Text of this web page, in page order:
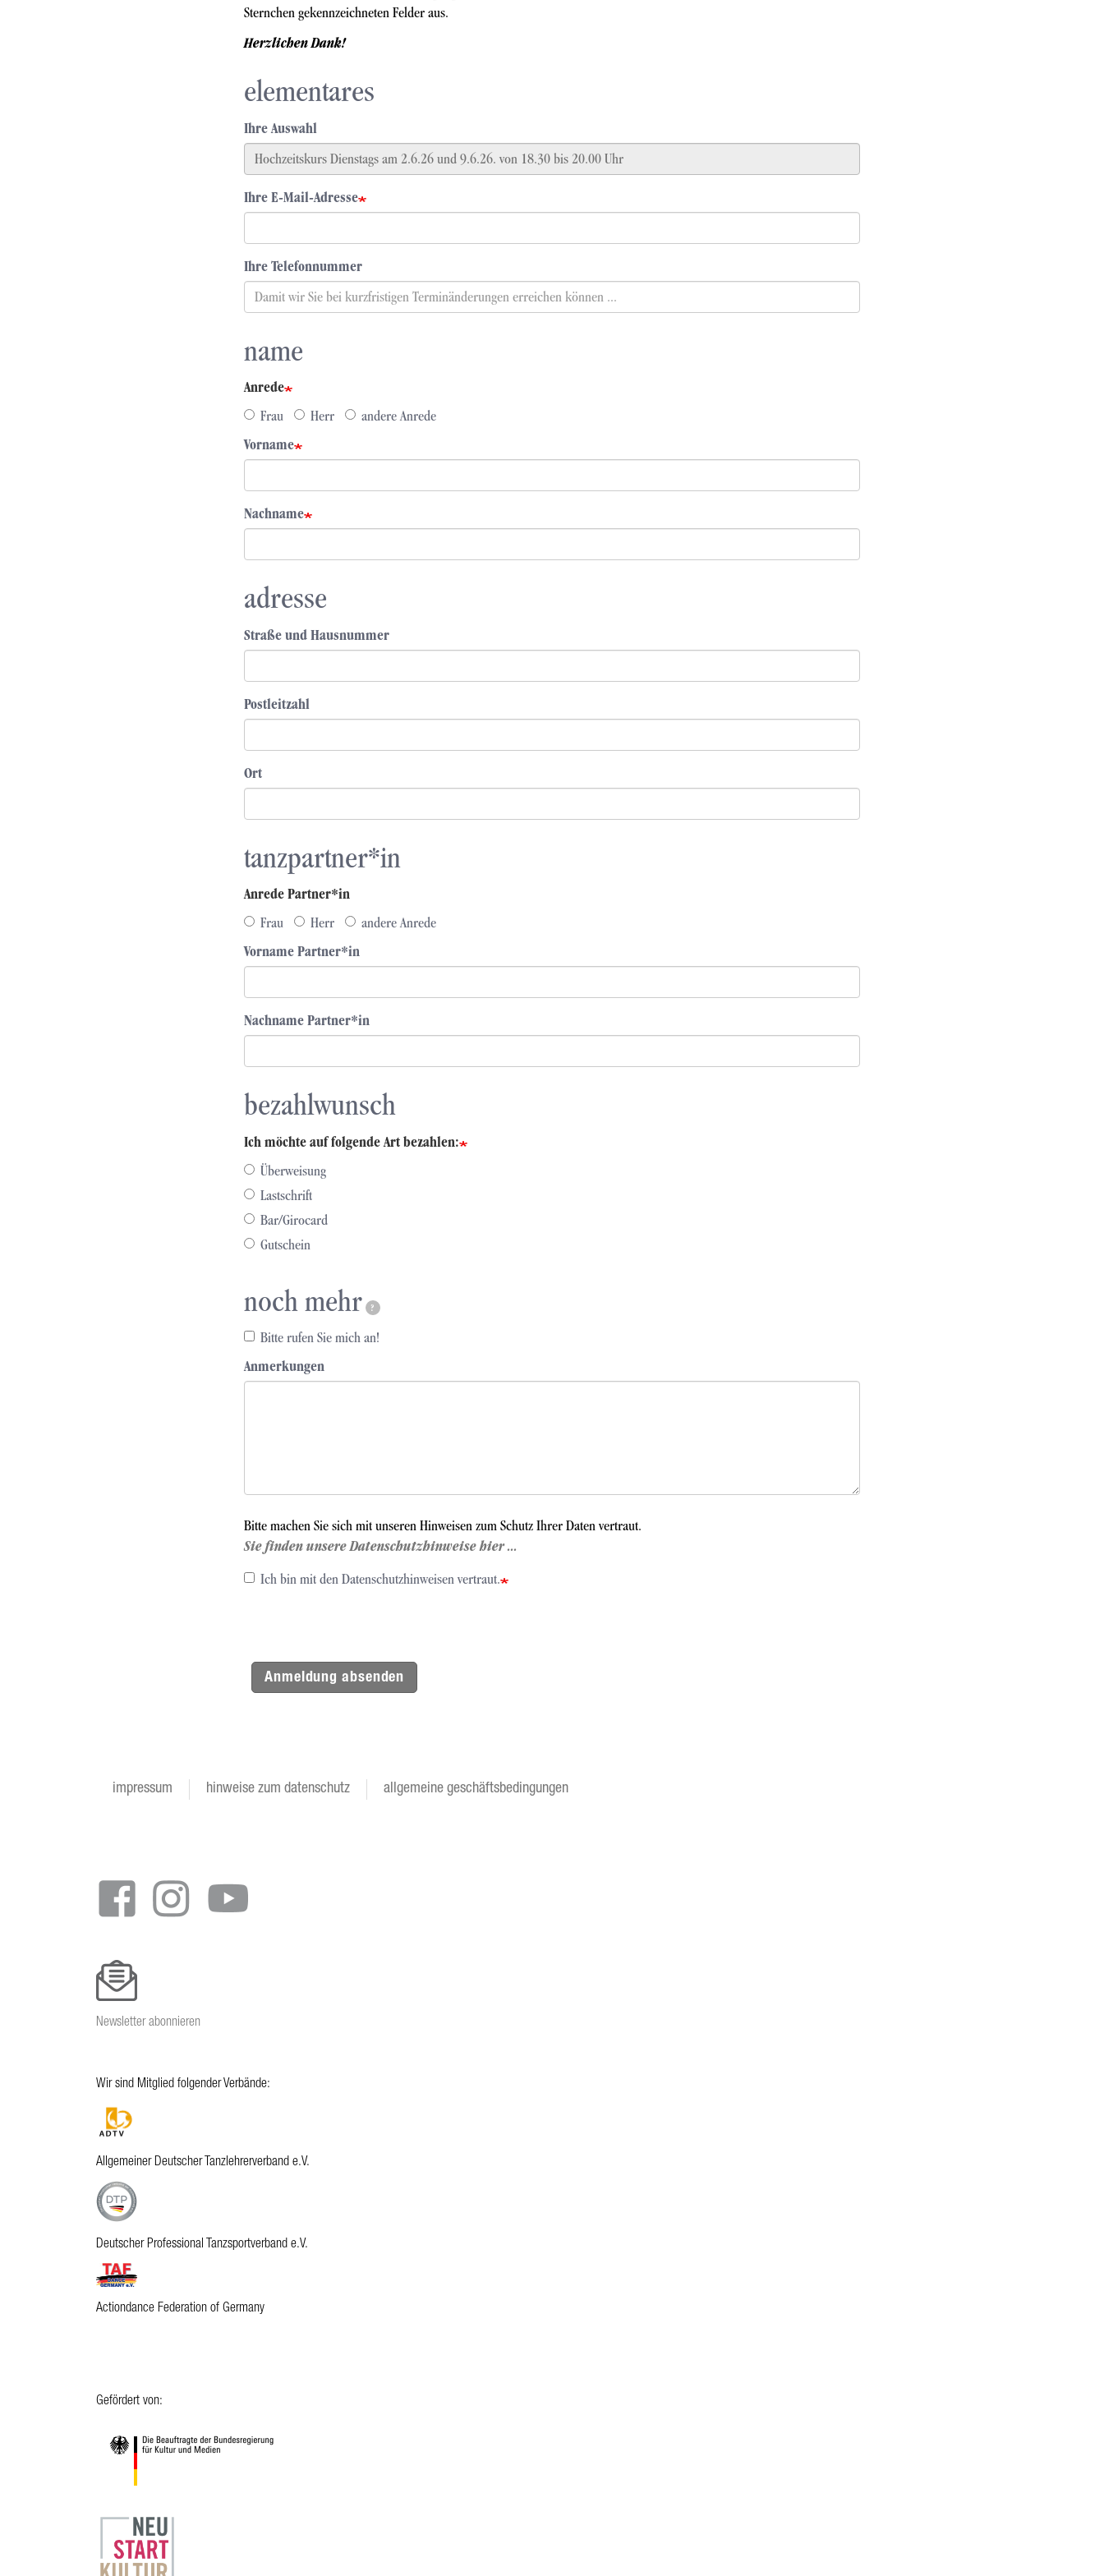
Sternchen gekennzeichneten Felder aus.
Herzlichen Dank!
elementares
Ihre Auswahl
Ihre E-Mail-Adresse
Ihre Telefonnummer
name
Anrede
Frau
Herr
andere Anrede
Vorname
Nachname
adresse
Straße und Hausnummer
Postleitzahl
Ort
tanzpartner*in
Anrede Partner*in
Frau
Herr
andere Anrede
Vorname Partner*in
Nachname Partner*in
bezahlwunsch
Ich möchte auf folgende Art bezahlen:
Überweisung
Lastschrift
Bar/Girocard
Gutschein
noch mehr ?
Bitte rufen Sie mich an!
Anmerkungen
Bitte machen Sie sich mit unseren Hinweisen zum Schutz Ihrer Daten vertraut.
Sie finden unsere Datenschutzhinweise hier ...
Ich bin mit den Datenschutzhinweisen vertraut.
Anmeldung absenden
impressum hinweise zum datenschutz allgemeine geschäftsbedingungen
Newsletter abonnieren
Wir sind Mitglied folgender Verbände:
Allgemeiner Deutscher Tanzlehrerverband e.V.
Deutscher Professional Tanzsportverband e.V.
Actiondance Federation of Germany
Gefördert von: